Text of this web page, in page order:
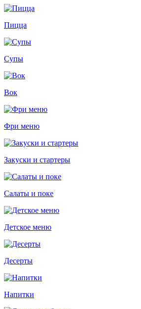
Пицца
Супы
Вок
Фри меню
Закуски и стартеры
Салаты и поке
Детское меню
Десерты
Напитки